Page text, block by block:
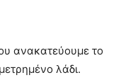
ανακατεύουμε το
λάδι.